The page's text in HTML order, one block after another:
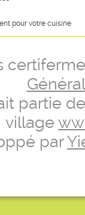
pour votre cuisine
partie
village
par